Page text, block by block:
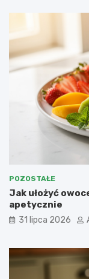
POZOSTAŁE
Jak ułożyć
apetycznie
31 lipca 2026